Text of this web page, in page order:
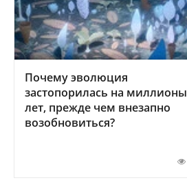
Почему эволюция
застопорилась на миллионы
лет, прежде чем внезапно
возобновиться?